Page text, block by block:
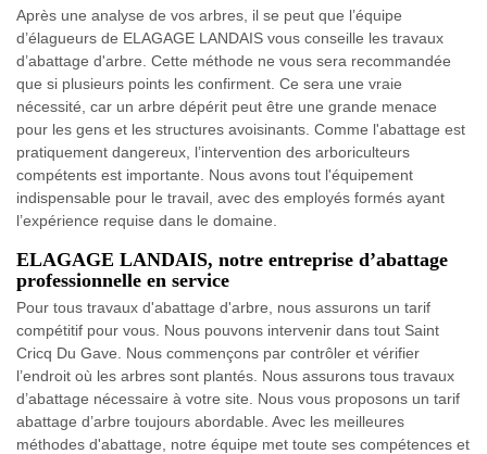
Après une analyse de vos arbres, il se peut que l’équipe
d’élagueurs de ELAGAGE LANDAIS vous conseille les travaux
d’abattage d'arbre. Cette méthode ne vous sera recommandée
que si plusieurs points les confirment. Ce sera une vraie
nécessité, car un arbre dépérit peut être une grande menace
pour les gens et les structures avoisinants. Comme l'abattage est
pratiquement dangereux, l’intervention des arboriculteurs
compétents est importante. Nous avons tout l'équipement
indispensable pour le travail, avec des employés formés ayant
l’expérience requise dans le domaine.
ELAGAGE LANDAIS, notre entreprise d’abattage
professionnelle en service
Pour tous travaux d'abattage d'arbre, nous assurons un tarif
compétitif pour vous. Nous pouvons intervenir dans tout Saint
Cricq Du Gave. Nous commençons par contrôler et vérifier
l’endroit où les arbres sont plantés. Nous assurons tous travaux
d’abattage nécessaire à votre site. Nous vous proposons un tarif
abattage d’arbre toujours abordable. Avec les meilleures
méthodes d'abattage, notre équipe met toute ses compétences et